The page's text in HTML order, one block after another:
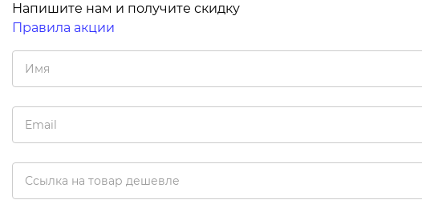
Напишите нам и получите скидку
Правила акции
Имя
Email
Ссылка на товар дешевле